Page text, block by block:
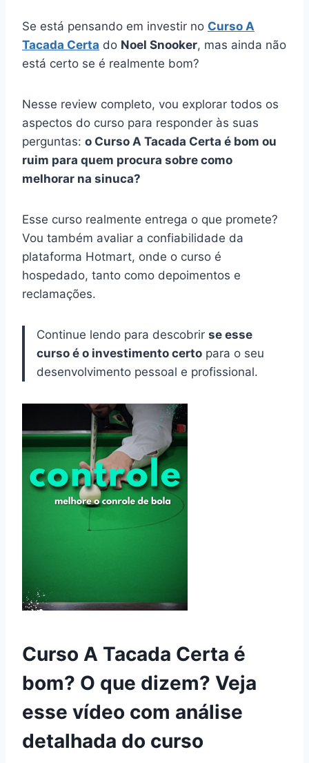
Se está pensando em investir no Curso A
Tacada Certa do Noel Snooker, mas ainda não
está certo se é realmente bom?
Nesse review completo, vou explorar todos os
aspectos do curso para responder às suas
perguntas: o Curso A Tacada Certa é bom ou
ruim para quem procura sobre como
melhorar na sinuca?
Esse curso realmente entrega o que promete?
Vou também avaliar a confiabilidade da
plataforma Hotmart, onde o curso é
hospedado, tanto como depoimentos e
reclamações.
Continue lendo para descobrir se esse
curso é o investimento certo para o seu
desenvolvimento pessoal e profissional.
Curso A Tacada Certa é
bom? O que dizem? Veja
esse vídeo com análise
detalhada do curso